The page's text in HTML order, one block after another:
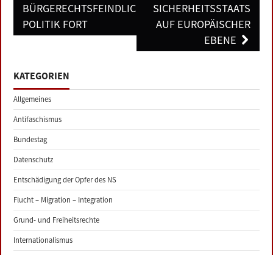
BÜRGERECHTSFEINDLICHE
POLITIK FORT
SICHERHEITSSTAATS
AUF EUROPÄISCHER
EBENE
KATEGORIEN
Allgemeines
Antifaschismus
Bundestag
Datenschutz
Entschädigung der Opfer des NS
Flucht – Migration – Integration
Grund- und Freiheitsrechte
Internationalismus